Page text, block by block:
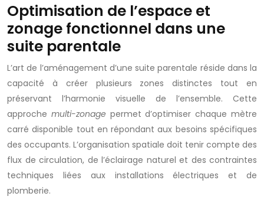
Optimisation de l’espace et
zonage fonctionnel dans une
suite parentale
L’art de l’aménagement d’une suite parentale réside dans la
capacité à créer plusieurs zones distinctes tout en
préservant l’harmonie visuelle de l’ensemble. Cette
approche multi-zonage permet d’optimiser chaque mètre
carré disponible tout en répondant aux besoins spécifiques
des occupants. L’organisation spatiale doit tenir compte des
flux de circulation, de l’éclairage naturel et des contraintes
techniques liées aux installations électriques et de
plomberie.